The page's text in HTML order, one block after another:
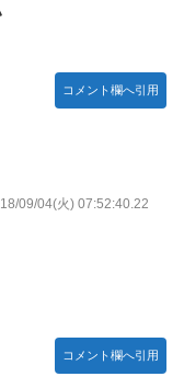
さくら ｢かっきーは
コメント欄へ引用
09/04(火) 07:52:40.22
コメント欄へ引用